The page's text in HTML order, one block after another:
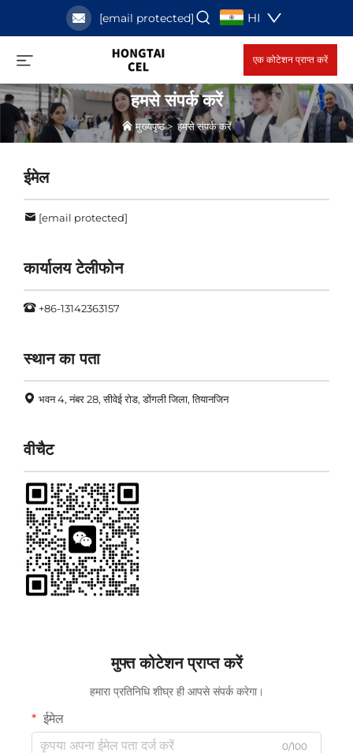
[email protected] HI
एक कोटेशन प्राप्त करें
हमसे संपर्क करें
मुख्यपृष्ठ>हमसे संपर्क करें
ईमेल
[email protected]
कार्यालय टेलीफोन
+86-13142363157
स्थान का पता
भवन 4, नंबर 28, सीवेई रोड, डोंगली जिला, तियानजिन
वीचैट
मुफ्त कोटेशन प्राप्त करें
हमारा प्रतिनिधि शीघ्र ही आपसे संपर्क करेगा।
ईमेल
0/100